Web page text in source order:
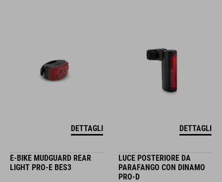
DETTAGLI DETTAGLI
E-BIKE MUDGUARD REAR
LIGHT PRO-E BES3
LUCE POSTERIORE DA
PARAFANGO CON DINAMO
PRO-D